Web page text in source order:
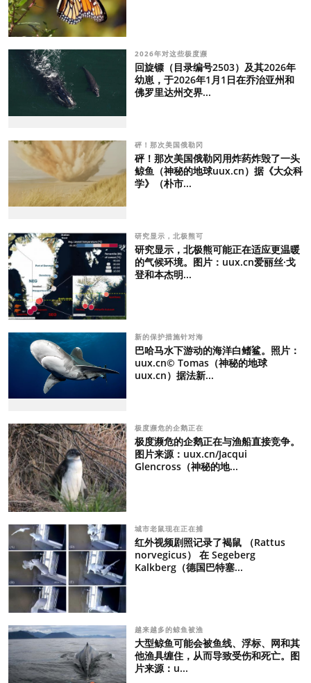
2026年对这些极度濒
回旋镖（目录编号2503）及其2026年
幼崽，于2026年1月1日在乔治亚州和
佛罗里达州交界...
砰！那次美国俄勒冈
砰！那次美国俄勒冈用炸药炸毁了一头
鲸鱼（神秘的地球uux.cn）据《大众科
学》（朴市...
研究显示，北极熊可
研究显示，北极熊可能正在适应更温暖
的气候环境。图片：uux.cn爱丽丝·戈
登和本杰明...
新的保护措施针对海
巴哈马水下游动的海洋白鳍鲨。照片：
uux.cn© Tomas（神秘的地球
uux.cn）据法新...
极度濒危的企鹅正在
极度濒危的企鹅正在与渔船直接竞争。
图片来源：uux.cn/Jacqui
Glencross（神秘的地...
城市老鼠现在正在捕
红外视频剧照记录了褐鼠 （Rattus
norvegicus） 在 Segeberg
Kalkberg（德国巴特塞...
越来越多的鲸鱼被渔
大型鲸鱼可能会被鱼线、浮标、网和其
他渔具缠住，从而导致受伤和死亡。图
片来源：u...